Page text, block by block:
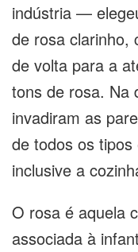
indústria —
de rosa clarinho,
de volta para a
tons de rosa. Na
invadiram as
de todos os
inclusive a
O rosa é aquela
associada à